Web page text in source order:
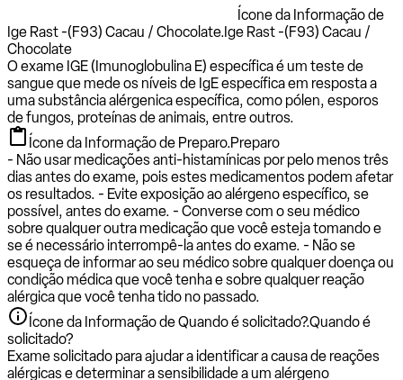
Ícone da Informação de
Ige Rast -(F93) Cacau / Chocolate.Ige Rast -(F93) Cacau /
Chocolate
O exame IGE (Imunoglobulina E) específica é um teste de
sangue que mede os níveis de IgE específica em resposta a
uma substância alérgenica específica, como pólen, esporos
de fungos, proteínas de animais, entre outros.
Ícone da Informação de Preparo.Preparo
- Não usar medicações anti-histamínicas por pelo menos três
dias antes do exame, pois estes medicamentos podem afetar
os resultados. - Evite exposição ao alérgeno específico, se
possível, antes do exame. - Converse com o seu médico
sobre qualquer outra medicação que você esteja tomando e
se é necessário interrompê-la antes do exame. - Não se
esqueça de informar ao seu médico sobre qualquer doença ou
condição médica que você tenha e sobre qualquer reação
alérgica que você tenha tido no passado.
Ícone da Informação de Quando é solicitado?.Quando é
solicitado?
Exame solicitado para ajudar a identificar a causa de reações
alérgicas e determinar a sensibilidade a um alérgeno